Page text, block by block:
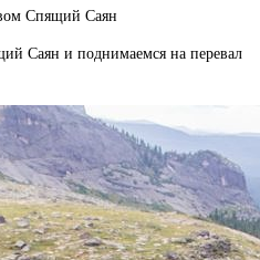
Спящий Саян
Саян и поднимаемся на перевал